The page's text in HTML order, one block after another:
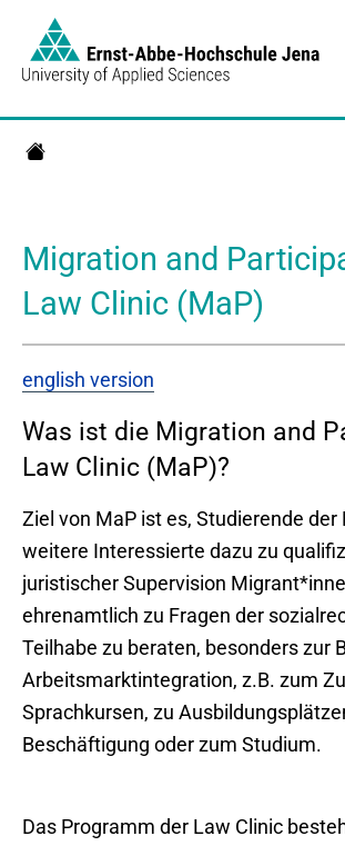
Migration and
Law Clinic (MaP)
english version
Was ist die Migration and
Law Clinic (MaP)?
Ziel von MaP ist es, Studierende der
weitere Interessierte dazu zu
juristischer Supervision
ehrenamtlich zu Fragen der
Teilhabe zu beraten, besonders zur
Arbeitsmarktintegration, z.B. zum
Sprachkursen, zu
Beschäftigung oder zum Studium.
Das Programm der Law Clinic